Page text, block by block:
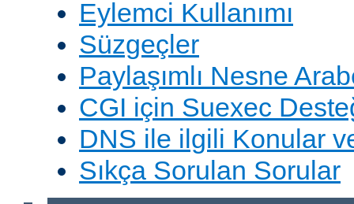
Eylemci Kullanımı
Süzgeçler
Paylaşımlı Nesne
CGI için Suexec
DNS ile ilgili Konular
Sıkça Sorulan Sorular